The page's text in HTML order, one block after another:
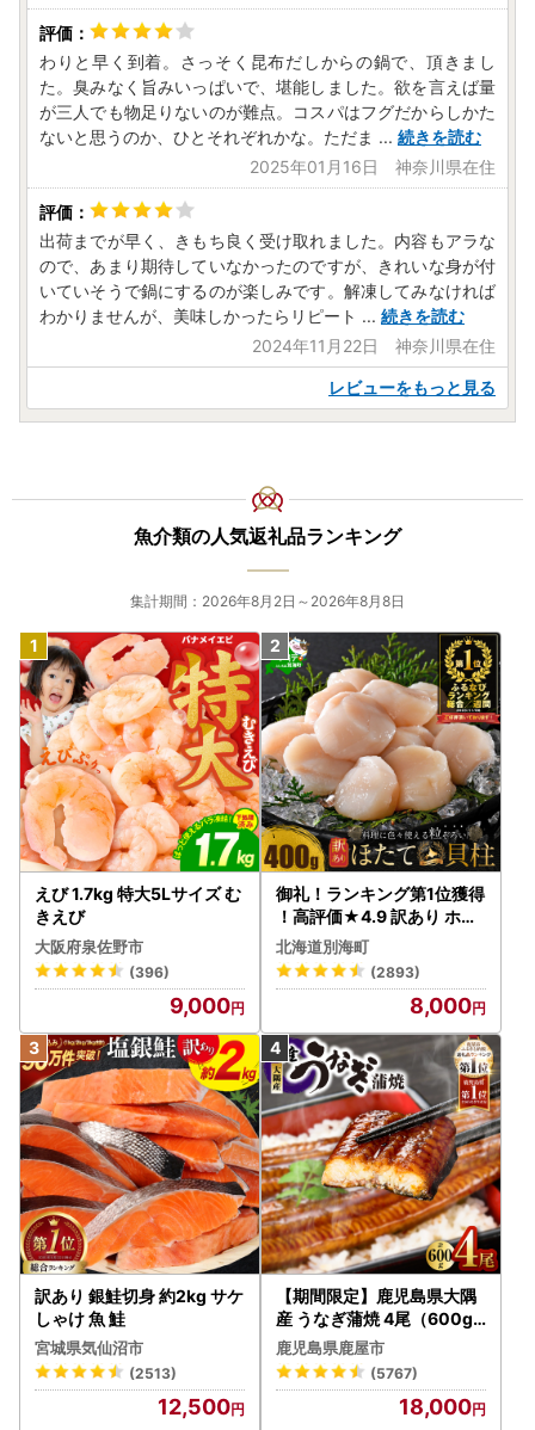
わりと早く到着。さっそく昆布だしからの鍋で、頂きまし
た。臭みなく旨みいっぱいで、堪能しました。欲を言えば量
が三人でも物足りないのが難点。コスパはフグだからしかた
ないと思うのか、ひとそれぞれかな。ただま ... 続きを読む
2025年01月16日 神奈川県在住
出荷までが早く、きもち良く受け取れました。内容もアラな
ので、あまり期待していなかったのですが、きれいな身が付
いていそうで鍋にするのが楽しみです。解凍してみなければ
わかりませんが、美味しかったらリピート ... 続きを読む
2024年11月22日 神奈川県在住
レビューをもっと見る
魚介類の人気返礼品ランキング
集計期間：2026年8月2日～2026年8月8日
えび 1.7kg 特大5Lサイズ む
きえび
大阪府泉佐野市
(396)
9,000
御礼！ランキング第1位獲得
！高評価★4.9 訳あり ホタ
テ 400g（ほたて 帆立 貝柱
冷凍 ）
北海道別海町
(2893)
8,000
訳あり 銀鮭切身 約2kg サケ
しゃけ 魚 鮭
宮城県気仙沼市
(2513)
12,500
【期間限定】鹿児島県大隅
産 うなぎ蒲焼 4尾（600g
） KN007-004-04-cp18
うなぎ 鰻 魚 惣菜 総菜
鹿児島県鹿屋市
(5767)
18,000